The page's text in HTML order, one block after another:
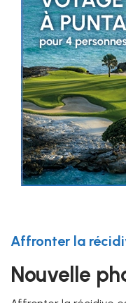
Affronter la
Nouvelle